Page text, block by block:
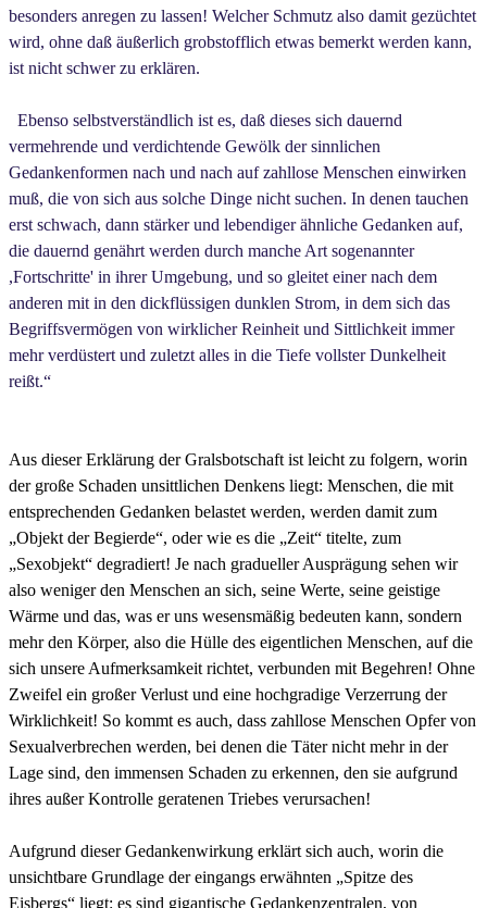
besonders anregen zu lassen! Welcher Schmutz also damit gezüchtet
wird, ohne daß äußerlich grobstofflich etwas bemerkt werden kann,
ist nicht schwer zu erklären.
Ebenso selbstverständlich ist es, daß dieses sich dauernd
vermehrende und verdichtende Gewölk der sinnlichen
Gedankenformen nach und nach auf zahllose Menschen einwirken
muß, die von sich aus solche Dinge nicht suchen. In denen tauchen
erst schwach, dann stärker und lebendiger ähnliche Gedanken auf,
die dauernd genährt werden durch manche Art sogenannter
,Fortschritte' in ihrer Umgebung, und so gleitet einer nach dem
anderen mit in den dickflüssigen dunklen Strom, in dem sich das
Begriffsvermögen von wirklicher Reinheit und Sittlichkeit immer
mehr verdüstert und zuletzt alles in die Tiefe vollster Dunkelheit
reißt.“
Aus dieser Erklärung der Gralsbotschaft ist leicht zu folgern, worin
der große Schaden unsittlichen Denkens liegt: Menschen, die mit
entsprechenden Gedanken belastet werden, werden damit zum
„Objekt der Begierde“, oder wie es die „Zeit“ titelte, zum
„Sexobjekt“ degradiert! Je nach gradueller Ausprägung sehen wir
also weniger den Menschen an sich, seine Werte, seine geistige
Wärme und das, was er uns wesensmäßig bedeuten kann, sondern
mehr den Körper, also die Hülle des eigentlichen Menschen, auf die
sich unsere Aufmerksamkeit richtet, verbunden mit Begehren! Ohne
Zweifel ein großer Verlust und eine hochgradige Verzerrung der
Wirklichkeit! So kommt es auch, dass zahllose Menschen Opfer von
Sexualverbrechen werden, bei denen die Täter nicht mehr in der
Lage sind, den immensen Schaden zu erkennen, den sie aufgrund
ihres außer Kontrolle geratenen Triebes verursachen!
Aufgrund dieser Gedankenwirkung erklärt sich auch, worin die
unsichtbare Grundlage der eingangs erwähnten „Spitze des
Eisbergs“ liegt: es sind gigantische Gedankenzentralen, von